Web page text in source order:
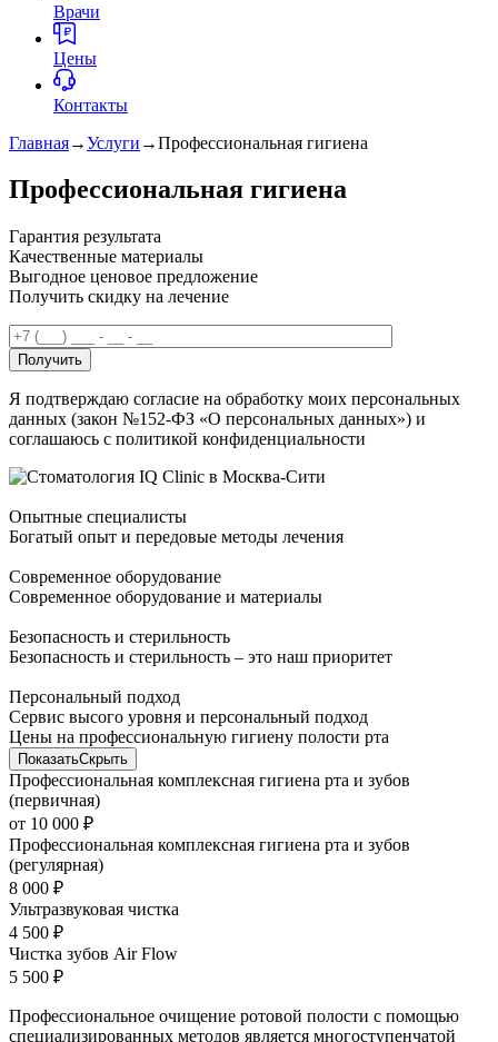
Врачи
Цены
Контакты
Главная→Услуги →Профессиональная гигиена
Профессиональная гигиена
Гарантия результата
Качественные материалы
Выгодное ценовое предложение
Получить скидку на лечение
Получить
Я подтверждаю согласие на обработку моих персональных
данных (закон №152-ФЗ «О персональных данных») и
соглашаюсь с политикой конфиденциальности
Опытные специалисты
Богатый опыт и передовые методы лечения
Современное оборудование
Современное оборудование и материалы
Безопасность и стерильность
Безопасность и стерильность – это наш приоритет
Персональный подход
Сервис высого уровня и персональный подход
Цены на профессиональную гигиену полости рта
ПоказатьСкрыть
Профессиональная комплексная гигиена рта и зубов
(первичная)
от 10 000 ₽
Профессиональная комплексная гигиена рта и зубов
(регулярная)
8 000 ₽
Ультразвуковая чистка
4 500 ₽
Чистка зубов Air Flow
5 500 ₽
Профессиональное очищение ротовой полости с помощью
специализированных методов является многоступенчатой